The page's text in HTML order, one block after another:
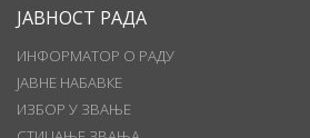
ЈАВНОСТ РАДА
ИНФОРМАТОР О РАДУ
ЈАВНЕ НАБАВКЕ
ИЗБОР У ЗВАЊЕ